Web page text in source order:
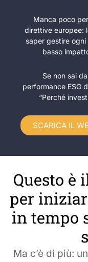
Manca poco
direttive europee:
saper gestire
basso
Se non sai
performance ESG
“Perché
SCARICA IL
Questo è
per
in tempo
Ma c’è di più: